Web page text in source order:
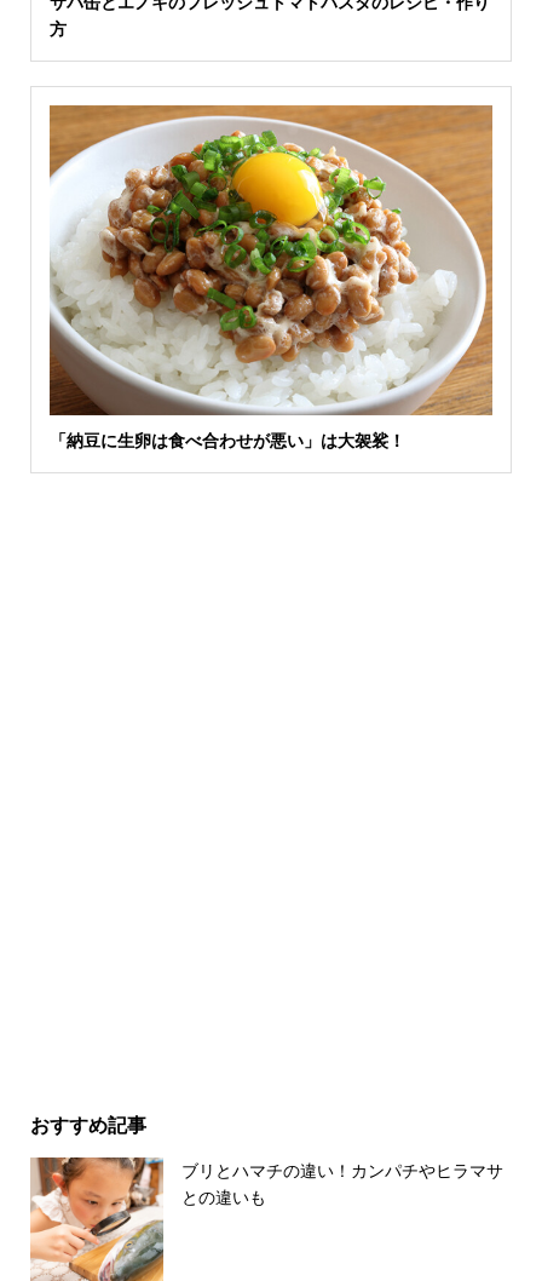
方
「納豆に生卵は食べ合わせが悪い」は大袈裟！
おすすめ記事
ブリとハマチの違い！カンパチやヒラマサ
との違いも